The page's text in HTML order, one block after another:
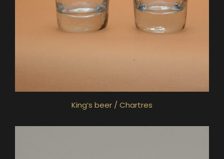
King’s beer / Chartres